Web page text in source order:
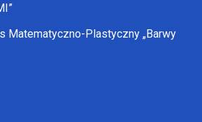
Matematyczno-Plastyczny „Barwy